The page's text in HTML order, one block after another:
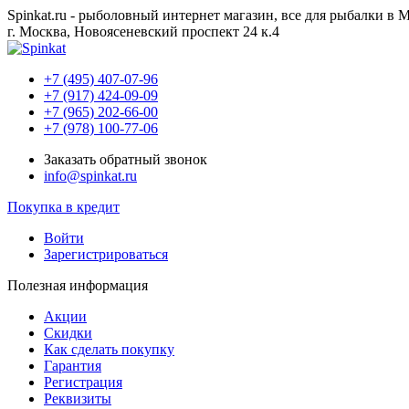
Spinkat.ru - рыболовный интернет магазин, все для рыбалки в
г. Москва, Новоясеневский проспект 24 к.4
+7 (495) 407-07-96
+7 (917) 424-09-09
+7 (965) 202-66-00
+7 (978) 100-77-06
Заказать обратный звонок
info@spinkat.ru
Покупка в кредит
Войти
Зарегистрироваться
Полезная информация
Акции
Скидки
Как сделать покупку
Гарантия
Регистрация
Реквизиты